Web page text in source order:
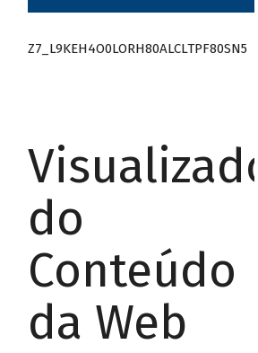
Z7_L9KEH4O0LORH80ALCLTPF80SN5
do
Conteúdo
da Web